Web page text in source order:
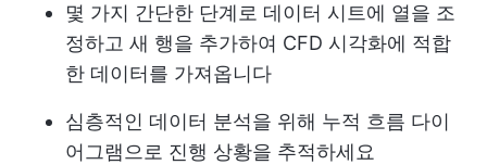
몇 가지 간단한 단계로 데이터 시트에 열을 조
정하고 새 행을 추가하여 CFD 시각화에 적합
한 데이터를 가져옵니다
심층적인 데이터 분석을 위해 누적 흐름 다이
어그램으로 진행 상황을 추적하세요